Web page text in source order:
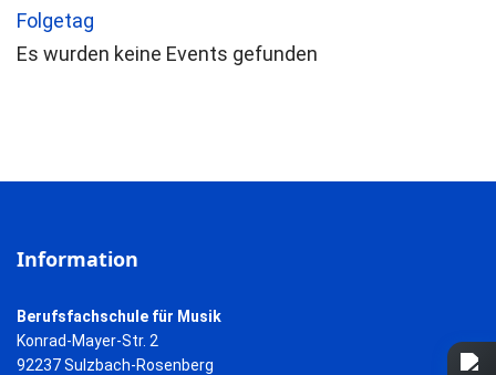
Folgetag
Es wurden keine Events gefunden
Information
Berufsfachschule für Musik
Konrad-Mayer-Str. 2
92237 Sulzbach-Rosenberg